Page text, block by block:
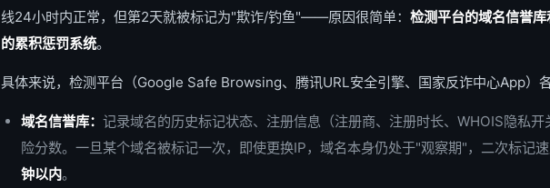
线24小时内正常，但第2天就被标记为"欺诈/钓鱼"——原因很简单： 检测平台的域名信誉
的累积惩罚系统。
具体来说，检测平台（Google Safe Browsing、腾讯URL安全引擎、国家反诈中心App）
域名信誉库： 记录域名的历史标记状态、注册信息（注册商、注册时长、WHOIS隐私
险分数。一旦某个域名被标记一次，即使更换IP，域名本身仍处于"观察期"，二次标记
钟以内。